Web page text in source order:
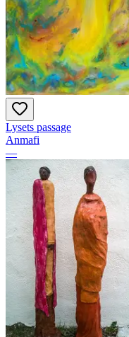
Lysets passage
Anmafi
—